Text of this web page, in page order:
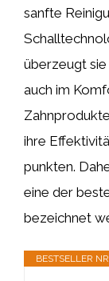
sanfte
überzeugt sie
auch im
ihre
punkten.
eine der
bezeichnet
BESTSELLER